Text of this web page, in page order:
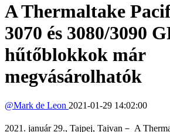
A Thermaltake
3070 és 3080/3090
hűtőblokkok már
megvásárolhatók
@Mark de Leon 2021-01-29 14:02:00
2021. január 29., Tajpej, Tajvan－ A